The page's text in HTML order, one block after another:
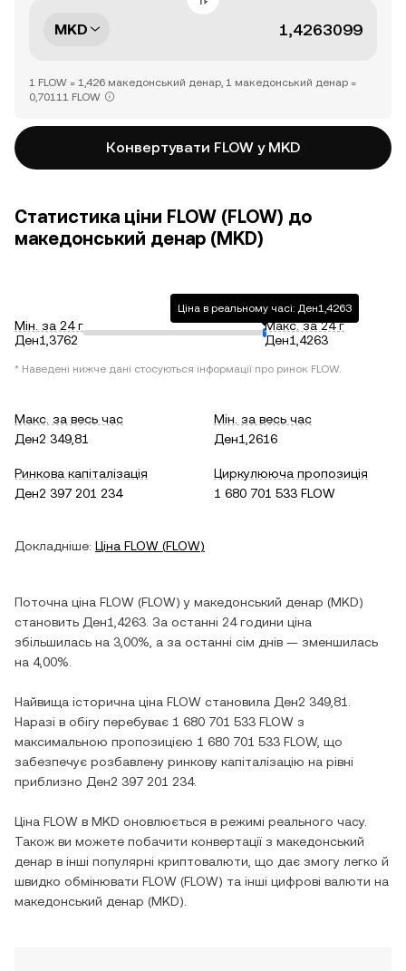
MKD
1 FLOW = 1,426 македонський денар, 1 македонський денар =
0,70111 FLOW
Конвертувати FLOW у MKD
Статистика ціни FLOW (FLOW) до
македонський денар (MKD)
Мін. за 24 г
Ден1,3762
Ціна в реальному часі: Ден1,4263
Макс. за 24 г
Ден1,4263
* Наведені нижче дані стосуються інформації про ринок FLOW.
Макс. за весь час
Ден2 349,81
Мін. за весь час
Ден1,2616
Ринкова капіталізація
Ден2 397 201 234
Циркулююча пропозиція
1 680 701 533 FLOW
Докладніше: Ціна FLOW (FLOW)
Поточна ціна FLOW (FLOW) у македонський денар (MKD)
становить Ден1,4263 . За останні 24 години ціна
збільшилась на 3,00% , а за останні сім днів — зменшилась
на 4,00%
Найвища історична ціна FLOW становила Ден2 349,81
Наразі в обігу перебуває 1 680 701 533 FLOW з
максимальною пропозицією 1 680 701 533 FLOW, що
забезпечує розбавлену ринкову капіталізацію на рівні
приблизно Ден2 397 201 234.
Ціна FLOW в MKD оновлюється в режимі реального часу.
Також ви можете побачити конвертації з македонський
денар в інші популярні криптовалюти, що дає змогу легко й
швидко обмінювати FLOW (FLOW) та інші цифрові валюти на
македонський денар (MKD).